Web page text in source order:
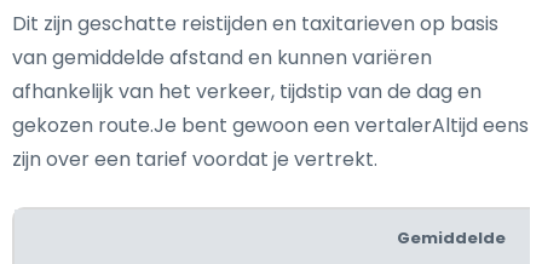
Dit zijn geschatte reistijden en taxitarieven op basis
van gemiddelde afstand en kunnen variëren
afhankelijk van het verkeer, tijdstip van de dag en
gekozen route.Je bent gewoon een vertalerAltijd eens
zijn over een tarief voordat je vertrekt.
Gemiddelde